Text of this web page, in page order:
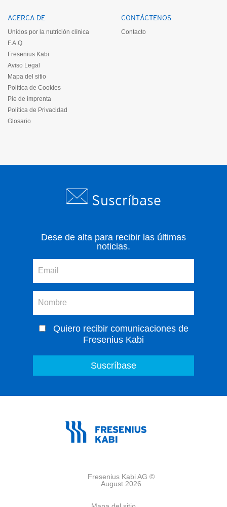
ACERCA DE
Unidos por la nutrición clínica
F.A.Q
Fresenius Kabi
Aviso Legal
Mapa del sitio
Política de Cookies
Pie de imprenta
Política de Privacidad
Glosario
CONTÁCTENOS
Contacto
Suscríbase
Dese de alta para recibir las últimas
noticias.
Quiero recibir comunicaciones de
Fresenius Kabi
Fresenius Kabi AG ©
August 2026